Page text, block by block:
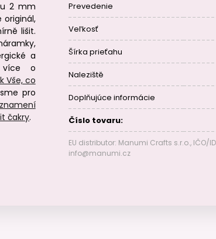
2 mm
originál,
lišit.
a
více o
Vše, co
pro
čakry.
Prevedenie
Veľkosť
Šírka prieťahu
Naleziště
Doplňujúce informácie
Číslo tovaru:
EU distributor: Manumi Crafts s.r.o., IČO/
info@manumi.cz